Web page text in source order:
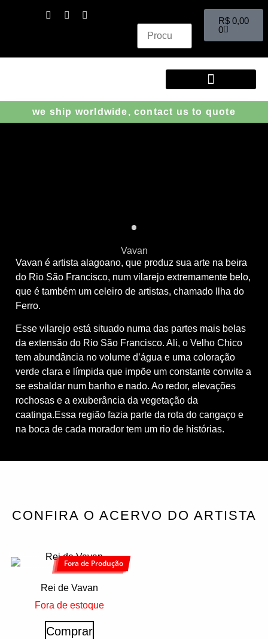
R$0,00
0
we ship worldwide, contact us to quote
Vavan
Vavan é artista alagoano, que produz sua arte na beira
do Rio São Francisco, num vilarejo extremamente belo,
que é também um celeiro de artistas, chamado Ilha do
Ferro.
Esse vilarejo está situado numa das partes mais belas
da extensão do Rio São Francisco. Ali, o Velho Chico
tem abundância no volume d’água e uma coloração
verde clara e límpida que impõe um constante convite a
se esbaldar num banho e nado. Ao redor, elevações
rochosas e a exuberância da vegetação da
caatinga.Essa região fazia parte da rota do cangaço e
na boca de cada morador tem um rio de histórias.
CONFIRA O ACERVO DO ARTISTA
Fora de Produção
Rei de Vavan
Fora de estoque
Comprar